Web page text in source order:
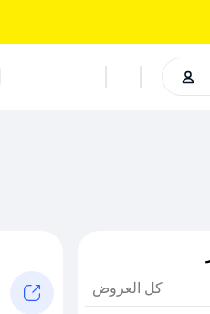
كل العروض